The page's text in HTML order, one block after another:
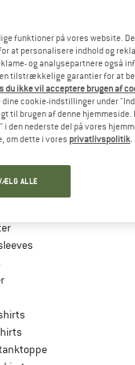
SKJORTER &
t-shirt
funktioner på vores website.
at personalisere indhold og
og analysepartnere også
tilstrækkelige garantier for at
du ikke vil acceptere brugen af
dine cookie-indstillinger under
til brugen af denne hjemmeside.
nederste del på vores
om dette i vores privatlivspolitik.
ALLE